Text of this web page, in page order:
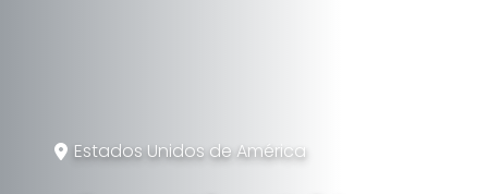
Estados Unidos de América